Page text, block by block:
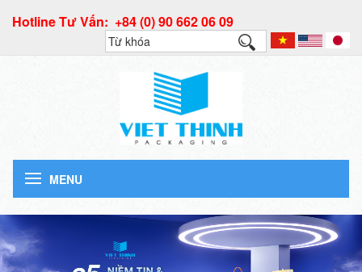
Hotline Tư Vấn: +84 (0) 90 662 06 09
MENU